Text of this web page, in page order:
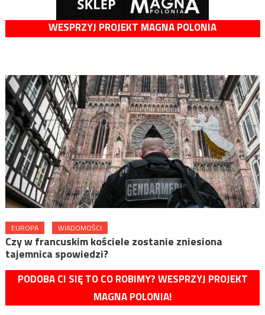
WESPRZYJ PROJEKT MAGNA POLONIA
EUROPA WIADOMOŚCI
Czy w francuskim kościele zostanie zniesiona
tajemnica spowiedzi?
PODOBA CI SIĘ TO CO ROBIMY? WESPRZYJ PROJEKT
MAGNA POLONIA!